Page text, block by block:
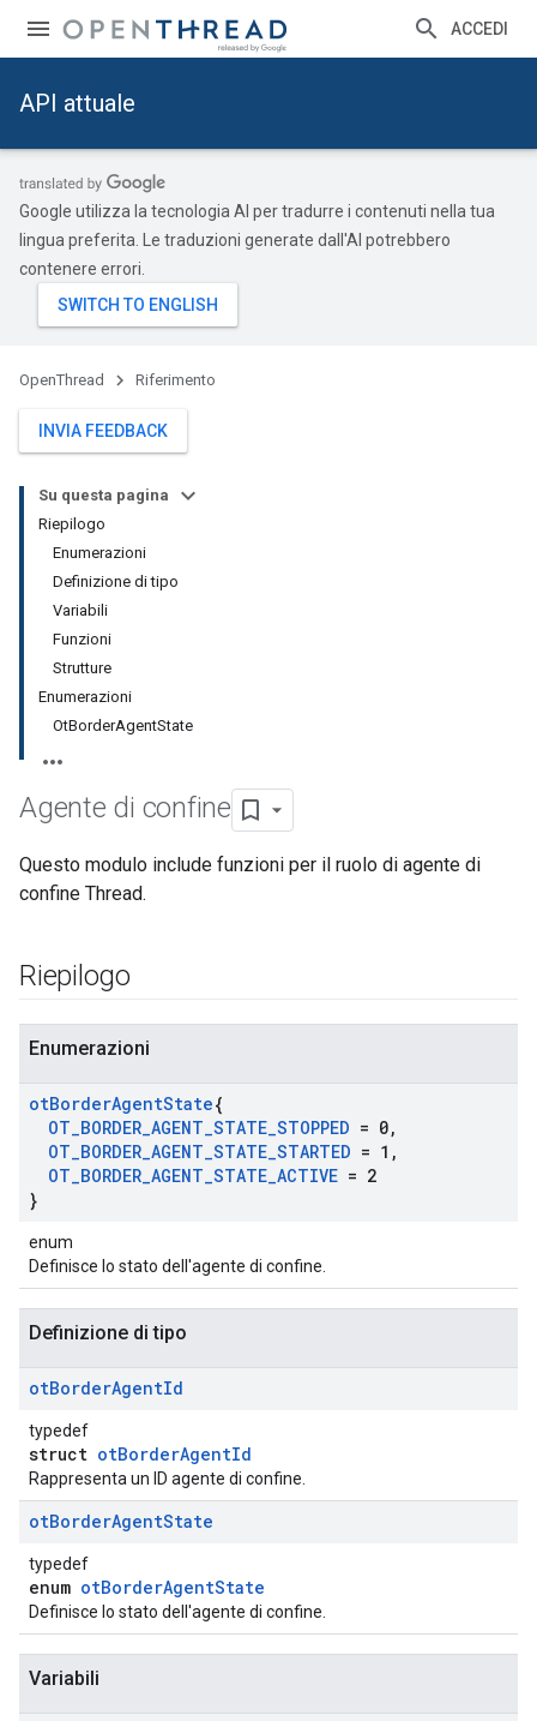
ACCEDI
API attuale
Google utilizza la tecnologia AI per tradurre i contenuti nella tua
lingua preferita. Le traduzioni generate dall'AI potrebbero
contenere errori.
OpenThread Riferimento
INVIA FEEDBACK
Su questa pagina
Riepilogo
Enumerazioni
Definizione di tipo
Variabili
Funzioni
Strutture
Enumerazioni
OtBorderAgentState
Agente di confine
Questo modulo include funzioni per il ruolo di agente di
confine Thread.
Riepilogo
Enumerazioni
otBorderAgentState{
OT_BORDER_AGENT_STATE_STOPPED = 0,
OT_BORDER_AGENT_STATE_STARTED = 1 ,
OT_BORDER_AGENT_STATE_ACTIVE = 2
}
enum
Definisce lo stato dell'agente di confine.
Definizione di tipo
otBorderAgentId
typedef
struct otBorderAgentId
Rappresenta un ID agente di confine.
otBorderAgentState
typedef
enum otBorderAgentState
Definisce lo stato dell'agente di confine.
Variabili